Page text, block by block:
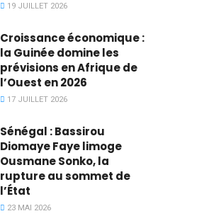
19 JUILLET 2026
Croissance économique :
la Guinée domine les
prévisions en Afrique de
l’Ouest en 2026
17 JUILLET 2026
Sénégal : Bassirou
Diomaye Faye limoge
Ousmane Sonko, la
rupture au sommet de
l’État
23 MAI 2026